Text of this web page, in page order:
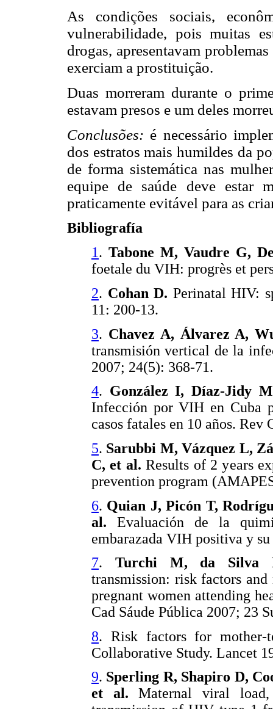
As condições sociais,
vulnerabilidade, pois muitas
drogas, apresentavam
exerciam a prostituição.
Duas morreram durante o
estavam presos e um deles
Conclusões: é necessário
dos estratos mais humildes da
de forma sistemática nas
equipe de saúde deve estar
praticamente evitável para as
Bibliografía
1. Tabone M, Vaudre G,
foetale du VIH: progrès et
2. Cohan D. Perinatal HIV:
11: 200-13.
3. Chavez A, Álvarez A,
transmisión vertical de la
2007; 24(5): 368-71.
4. González I, Díaz-Jidy
Infección por VIH en Cuba
casos fatales en 10 años.
5. Sarubbi M, Vázquez L,
C, et al.Results of 2 years
prevention program
6. Quian J, Picón T,
al. Evaluación de la
embarazada VIH positiva y
7. Turchi M, da Silva
transmission: risk factors
pregnant women attending
Cad Sáude Pública 2007; 23
8. Risk factors for mother-
Collaborative Study. Lancet
9. Sperling R, Shapiro D,
et al. Maternal viral